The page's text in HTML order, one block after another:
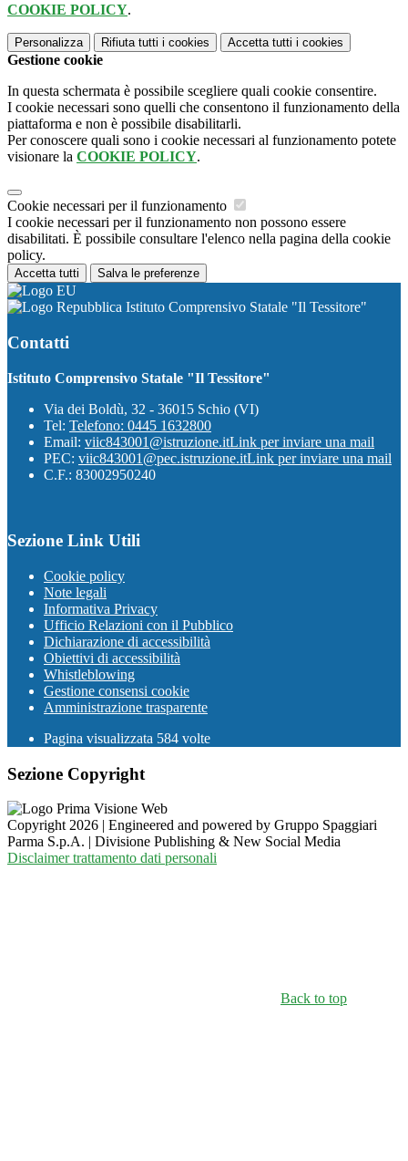
COOKIE POLICY.
Personalizza Rifiuta tutti i cookies Accetta tutti i cookies
Gestione cookie
In questa schermata è possibile scegliere quali cookie consentire.
I cookie necessari sono quelli che consentono il funzionamento della
piattaforma e non è possibile disabilitarli.
Per conoscere quali sono i cookie necessari al funzionamento potete
visionare la COOKIE POLICY.
Cookie necessari per il funzionamento
I cookie necessari per il funzionamento non possono essere
disabilitati. È possibile consultare l'elenco nella pagina della cookie
policy.
Accetta tutti Salva le preferenze
Istituto Comprensivo Statale "Il Tessitore"
Contatti
Istituto Comprensivo Statale "Il Tessitore"
Via dei Boldù, 32 - 36015 Schio (VI)
Tel: Telefono: 0445 1632800
Email: viic843001@istruzione.itLink per inviare una mail
PEC: viic843001@pec.istruzione.itLink per inviare una mail
C.F.: 83002950240
Sezione Link Utili
Cookie policy
Note legali
Informativa Privacy
Ufficio Relazioni con il Pubblico
Dichiarazione di accessibilità
Obiettivi di accessibilità
Whistleblowing
Gestione consensi cookie
Amministrazione trasparente
Pagina visualizzata 584 volte
Sezione Copyright
Copyright 2026 | Engineered and powered by Gruppo Spaggiari
Parma S.p.A. | Divisione Publishing & New Social Media
Disclaimer trattamento dati personali
Back to top